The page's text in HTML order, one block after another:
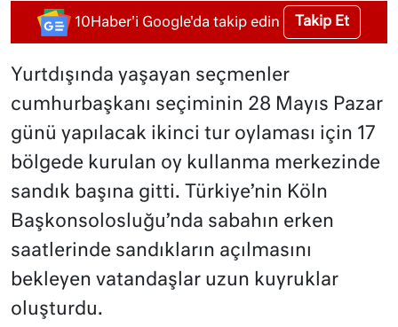
10Haber'i Google'da takip edin Takip Et
Yurtdışında yaşayan seçmenler
cumhurbaşkanı seçiminin 28 Mayıs Pazar
günü yapılacak ikinci tur oylaması için 17
bölgede kurulan oy kullanma merkezinde
sandık başına gitti. Türkiye’nin Köln
Başkonsolosluğu’nda sabahın erken
saatlerinde sandıkların açılmasını
bekleyen vatandaşlar uzun kuyruklar
oluşturdu.